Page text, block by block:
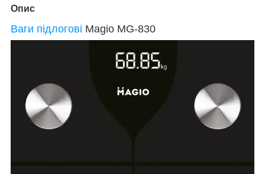
Опис
Ваги підлогові Magio MG-830